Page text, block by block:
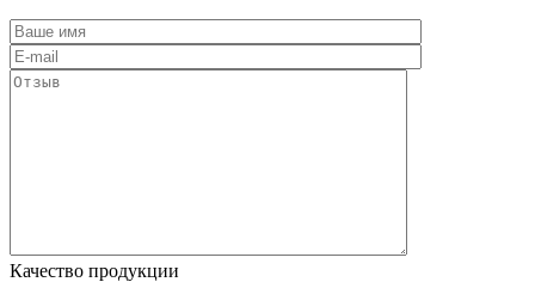
Качество продукции